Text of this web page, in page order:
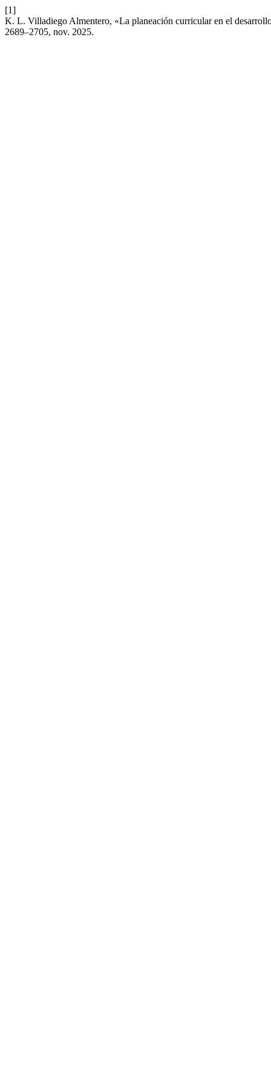
[1]
K. L. Villadiego Almentero, «La planeación curricular en el
2689–2705, nov. 2025.